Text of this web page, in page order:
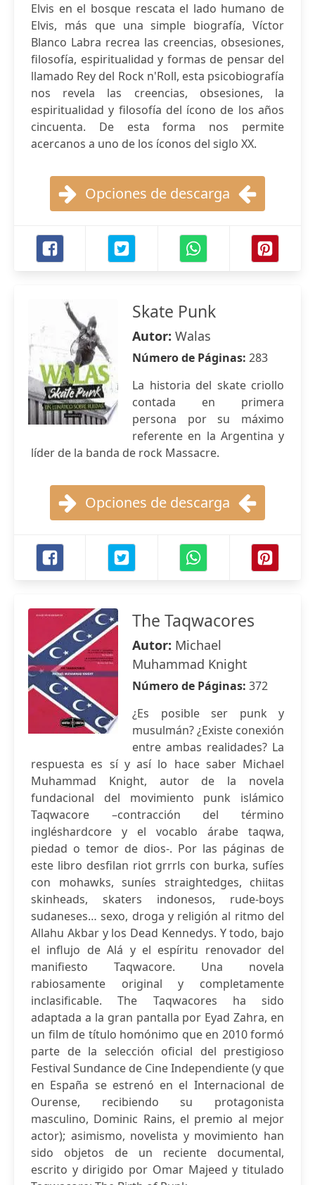
Elvis en el bosque rescata el lado humano de
Elvis, más que una simple biografía, Víctor
Blanco Labra recrea las creencias, obsesiones,
filosofía, espiritualidad y formas de pensar del
llamado Rey del Rock n'Roll, esta psicobiografía
nos revela las creencias, obsesiones, la
espiritualidad y filosofía del ícono de los años
cincuenta. De esta forma nos permite
acercanos a uno de los íconos del siglo XX.
Opciones de descarga
Skate Punk
Autor: Walas
Número de Páginas: 283
La historia del skate criollo
contada en primera
persona por su máximo
referente en la Argentina y
líder de la banda de rock Massacre.
Opciones de descarga
The Taqwacores
Autor: Michael
Muhammad Knight
Número de Páginas: 372
¿Es posible ser punk y
musulmán? ¿Existe conexión
entre ambas realidades? La
respuesta es sí y así lo hace saber Michael
Muhammad Knight, autor de la novela
fundacional del movimiento punk islámico
Taqwacore –contracción del término
ingléshardcore y el vocablo árabe taqwa,
piedad o temor de dios-. Por las páginas de
este libro desfilan riot grrrls con burka, sufíes
con mohawks, suníes straightedges, chiitas
skinheads, skaters indonesos, rude-boys
sudaneses… sexo, droga y religión al ritmo del
Allahu Akbar y los Dead Kennedys. Y todo, bajo
el influjo de Alá y el espíritu renovador del
manifiesto Taqwacore. Una novela
rabiosamente original y completamente
inclasificable. The Taqwacores ha sido
adaptada a la gran pantalla por Eyad Zahra, en
un film de título homónimo que en 2010 formó
parte de la selección oficial del prestigioso
Festival Sundance de Cine Independiente (y que
en España se estrenó en el Internacional de
Ourense, recibiendo su protagonista
masculino, Dominic Rains, el premio al mejor
actor); asimismo, novelista y movimiento han
sido objetos de un reciente documental,
escrito y dirigido por Omar Majeed y titulado